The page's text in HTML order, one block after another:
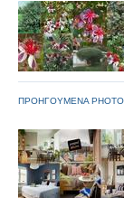
ΠΡΟΗΓΟΥΜΕΝΑ